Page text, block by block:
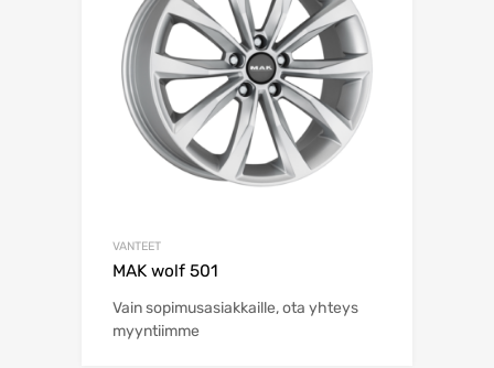
VANTEET
MAK wolf 501
Vain sopimusasiakkaille, ota yhteys
myyntiimme